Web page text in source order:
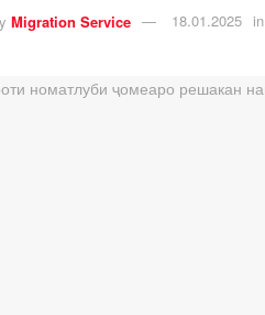
Migration Service 18.01.2025 in